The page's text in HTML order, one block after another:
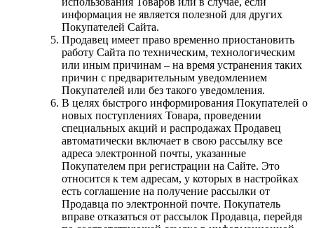
информация не является полезной для других
Покупателей Сайта.
Продавец имеет право временно приостановить
работу Сайта по техническим, технологическим
или иным причинам – на время устранения таких
причин с предварительным уведомлением
Покупателей или без такого уведомления.
В целях быстрого информирования Покупателей о
новых поступлениях Товара, проведении
специальных акций и распродажах Продавец
автоматически включает в свою рассылку все
адреса электронной почты, указанные
Покупателем при регистрации на Сайте. Это
относится к тем адресам, у которых в настройках
есть соглашение на получение рассылки от
Продавца по электронной почте. Покупатель
вправе отказаться от рассылок Продавца, перейдя